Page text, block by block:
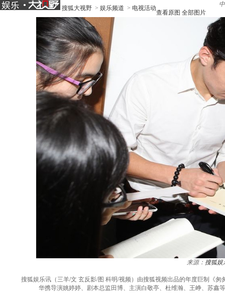
搜狐大视野 > 娱乐频道 > 电视活动
查看原图 全部图片
来源： 搜狐娱
搜狐娱乐讯（三羊/文 玄反影/图 科明/视频）由搜狐视频出品的年度巨制《匆
华携导演姚婷婷、剧本总监田博、主演白敬亭、杜维瀚、王峥、苏鑫